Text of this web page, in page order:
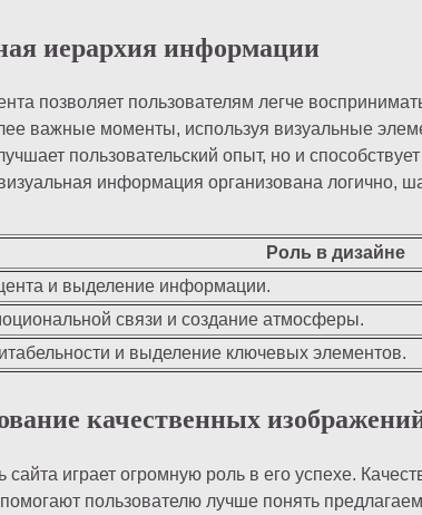
иерархия информации
позволяет пользователям легче
важные моменты, используя визуальные
пользовательский опыт, но и
информация организована логично,
Роль в дизайне
и выделение информации.
связи и создание атмосферы.
и выделение ключевых элементов.
качественных
сайта играет огромную роль в его успехе.
пользователю лучше понять